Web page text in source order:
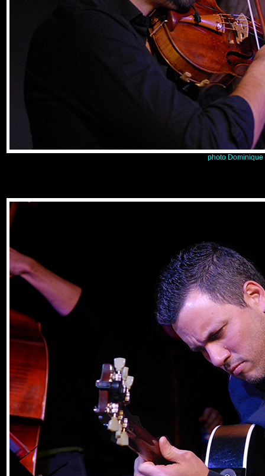
photo Dominique